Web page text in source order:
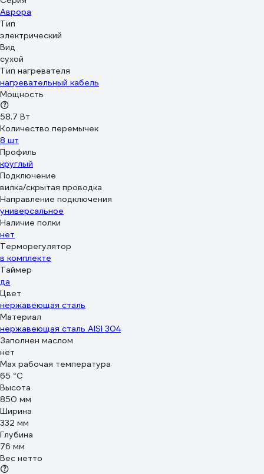
Аврора
Тип
электрический
Вид
сухой
Тип нагревателя
нагревательный кабель
Мощность
58.7 Вт
Количество перемычек
8 шт
Профиль
круглый
Подключение
вилка/скрытая проводка
Направление подключения
универсальное
Наличие полки
нет
Терморегулятор
в комплекте
Таймер
да
Цвет
нержавеющая сталь
Материал
нержавеющая сталь AISI 304
Заполнен маслом
нет
Max рабочая температура
65 °С
Высота
850 мм
Ширина
332 мм
Глубина
76 мм
Вес нетто